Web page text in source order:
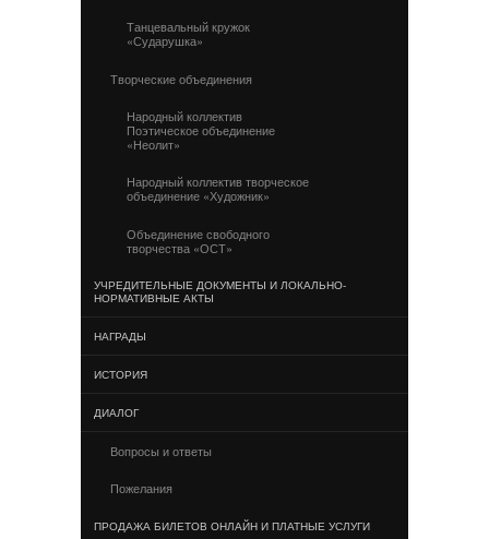
Танцевальный кружок
«Сударушка»
Творческие объединения
Народный коллектив
Поэтическое объединение
«Неолит»
Народный коллектив творческое
объединение «Художник»
Объединение свободного
творчества «ОСТ»
УЧРЕДИТЕЛЬНЫЕ ДОКУМЕНТЫ И ЛОКАЛЬНО-
НОРМАТИВНЫЕ АКТЫ
НАГРАДЫ
ИСТОРИЯ
ДИАЛОГ
Вопросы и ответы
Пожелания
ПРОДАЖА БИЛЕТОВ ОНЛАЙН И ПЛАТНЫЕ УСЛУГИ